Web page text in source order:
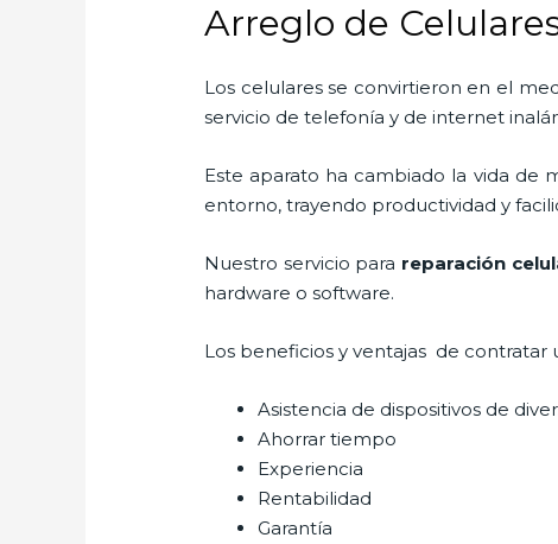
Arreglo de
Los celulares se convirtieron en el
servicio de telefonía y de internet
Este aparato ha cambiado la vida de
entorno, trayendo productividad y
Nuestro servicio para reparación
hardware o software.
Los beneficios y ventajas de contratar
Asistencia de dispositivos de
Ahorrar tiempo
Experiencia
Rentabilidad
Garantía